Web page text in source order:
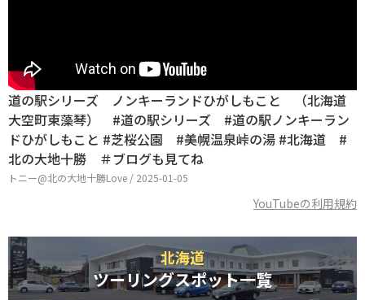
道の駅シリーズ ノンキーランドひがしもこと （北海道
大空町東藻琴） #道の駅シリーズ #道の駅ノンキーラン
ドひがしもこと #芝桜公園 #美幌温泉峠の湯 #北海道 #
北の大地十勝 ＃ブログも見てね
トニー@北の大地十勝Love / 2025-01-05
YouTubeの利用規約
北海道
ツーリングスポット一覧